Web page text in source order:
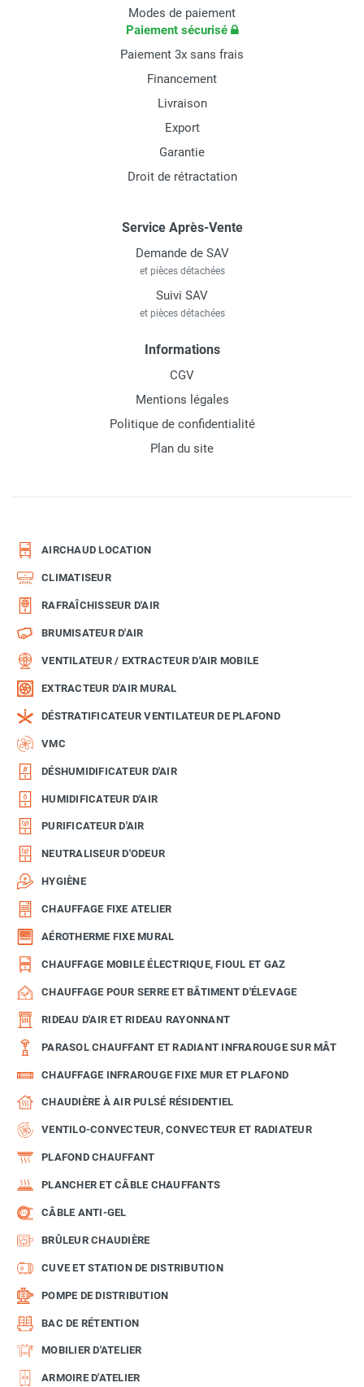
Modes de paiement
Paiement sécurisé
Paiement 3x sans frais
Financement
Livraison
Export
Garantie
Droit de rétractation
Service Après-Vente
Demande de SAV
et pièces détachées
Suivi SAV
et pièces détachées
Informations
CGV
Mentions légales
Politique de confidentialité
Plan du site
AIRCHAUD LOCATION
CLIMATISEUR
RAFRAÎCHISSEUR D'AIR
BRUMISATEUR D'AIR
VENTILATEUR / EXTRACTEUR D'AIR MOBILE
EXTRACTEUR D'AIR MURAL
DÉSTRATIFICATEUR VENTILATEUR DE PLAFOND
VMC
DÉSHUMIDIFICATEUR D'AIR
HUMIDIFICATEUR D'AIR
PURIFICATEUR D'AIR
NEUTRALISEUR D'ODEUR
HYGIÈNE
CHAUFFAGE FIXE ATELIER
AÉROTHERME FIXE MURAL
CHAUFFAGE MOBILE ÉLECTRIQUE, FIOUL ET GAZ
CHAUFFAGE POUR SERRE ET BÂTIMENT D'ÉLEVAGE
RIDEAU D'AIR ET RIDEAU RAYONNANT
PARASOL CHAUFFANT ET RADIANT INFRAROUGE SUR MÂT
CHAUFFAGE INFRAROUGE FIXE MUR ET PLAFOND
CHAUDIÈRE À AIR PULSÉ RÉSIDENTIEL
VENTILO-CONVECTEUR, CONVECTEUR ET RADIATEUR
PLAFOND CHAUFFANT
PLANCHER ET CÂBLE CHAUFFANTS
CÂBLE ANTI-GEL
BRÛLEUR CHAUDIÈRE
CUVE ET STATION DE DISTRIBUTION
POMPE DE DISTRIBUTION
BAC DE RÉTENTION
MOBILIER D'ATELIER
ARMOIRE D'ATELIER